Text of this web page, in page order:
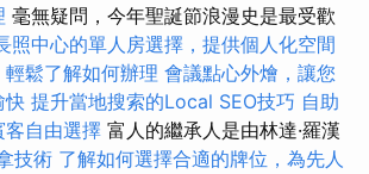
毫無疑問，今年聖誕節浪漫史是最受歡
照中心的單人房選擇，提供個人化空間
鬆了解如何辦理 會議點心外燴，讓您
快 提升當地搜索的Local SEO技巧 自助
客自由選擇 富人的繼承人是由林達·羅漢
技術 了解如何選擇合適的牌位，為先人